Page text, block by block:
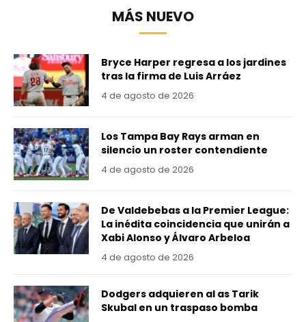
MÁS NUEVO
Bryce Harper regresa a los jardines
tras la firma de Luis Arráez
4 de agosto de 2026
Los Tampa Bay Rays arman en
silencio un roster contendiente
4 de agosto de 2026
De Valdebebas a la Premier League:
La inédita coincidencia que unirán a
Xabi Alonso y Álvaro Arbeloa
4 de agosto de 2026
Dodgers adquieren al as Tarik
Skubal en un traspaso bomba